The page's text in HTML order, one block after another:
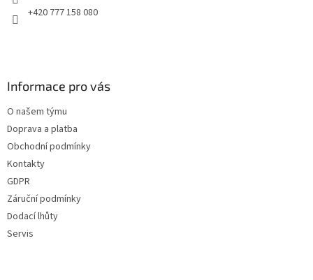
+420 777 158 080
Informace pro vás
O našem týmu
Doprava a platba
Obchodní podmínky
Kontakty
GDPR
Záruční podmínky
Dodací lhůty
Servis